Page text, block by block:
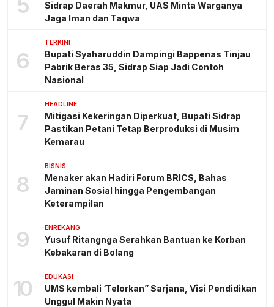
Sidrap Daerah Makmur, UAS Minta Warganya
Jaga Iman dan Taqwa
6
TERKINI
Bupati Syaharuddin Dampingi Bappenas Tinjau
Pabrik Beras 35, Sidrap Siap Jadi Contoh
Nasional
7
HEADLINE
Mitigasi Kekeringan Diperkuat, Bupati Sidrap
Pastikan Petani Tetap Berproduksi di Musim
Kemarau
8
BISNIS
Menaker akan Hadiri Forum BRICS, Bahas
Jaminan Sosial hingga Pengembangan
Keterampilan
9 ENREKANG
Yusuf Ritangnga Serahkan Bantuan ke Korban
Kebakaran di Bolang
10 EDUKASI
UMS kembali ‘Telorkan” Sarjana, Visi Pendidikan
Unggul Makin Nyata